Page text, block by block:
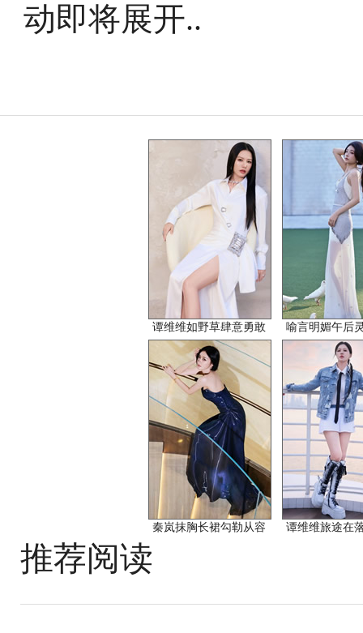
动即将展开..
谭维维如野草肆意勇敢 喻言明媚午后
秦岚抹胸长裙勾勒从容 谭维维旅途在
推荐阅读